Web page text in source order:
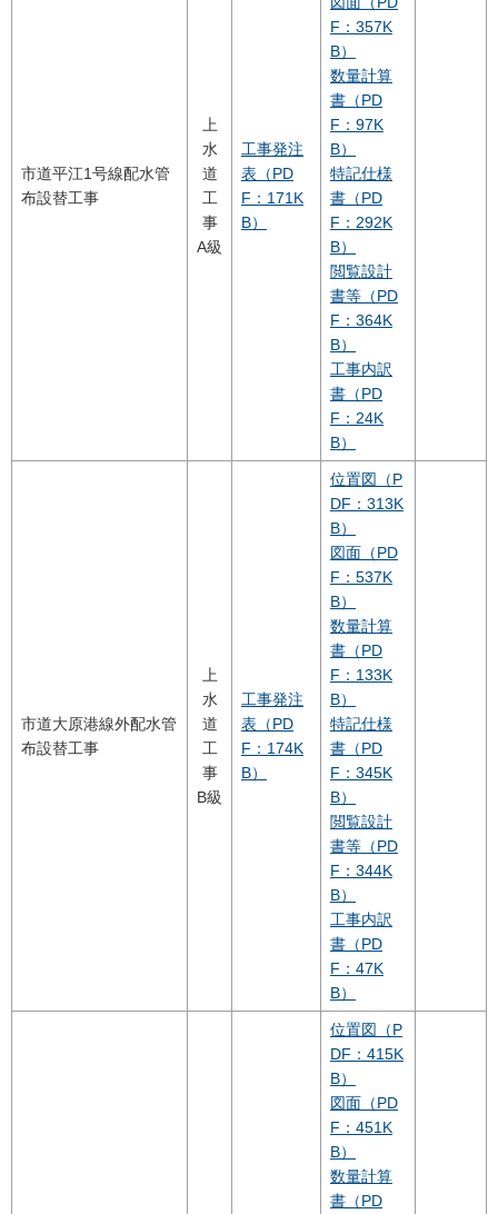
市道平江1号線配水管
布設替工事
上
水
道
工
事
A級
工事発注
表（PD
F：171K
B）
F：357K
B）
数量計算
書（PD
F：97K
B）
特記仕様
書（PD
F：292K
B）
閲覧設計
書等（PD
F：364K
B）
工事内訳
書（PD
F：24K
B）
市道大原港線外配水管
布設替工事
上
水
道
工
事
B級
工事発注
表（PD
F：174K
B）
位置図（P
DF：313K
B）
図面（PD
F：537K
B）
数量計算
書（PD
F：133K
B）
特記仕様
書（PD
F：345K
B）
閲覧設計
書等（PD
F：344K
B）
工事内訳
書（PD
F：47K
B）
位置図（P
DF：415K
B）
図面（PD
F：451K
B）
数量計算
書（PD